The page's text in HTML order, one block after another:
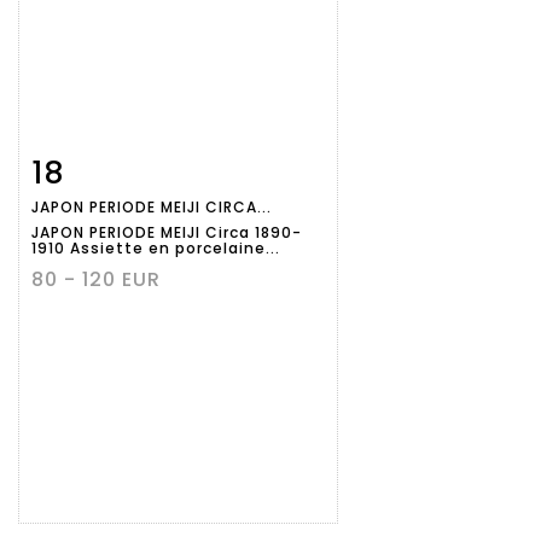
détaillée
18
JAPON PERIODE MEIJI CIRCA...
JAPON PERIODE MEIJI Circa 1890-
1910 Assiette en porcelaine...
80 - 120 EUR